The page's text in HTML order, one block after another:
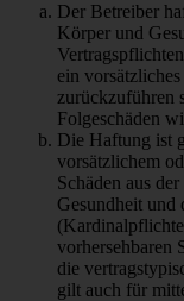
Der Betreiber
Körper und
ein
zurückzuführen
Folgeschäden
Die Haftung ist
vorsätzlichem
Schäden aus
Gesundheit und
vorhersehbaren
die
gilt auch für